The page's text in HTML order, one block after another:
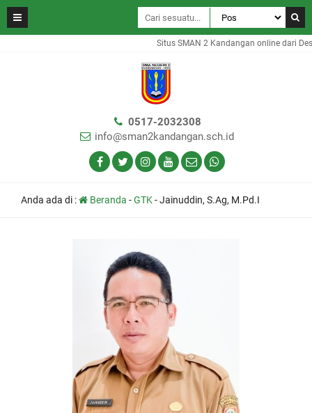
Situs SMAN 2 Kandangan online dari
0517-2032308
info@sman2kandangan.sch.id
Anda ada di : Beranda -GTK-Jainuddin, S.Ag, M.Pd.I